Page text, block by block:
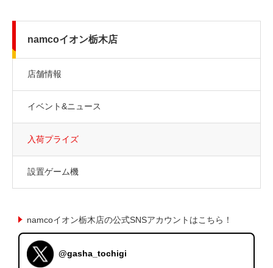
namcoイオン栃木店
店舗情報
イベント&ニュース
入荷プライズ
設置ゲーム機
namcoイオン栃木店の公式SNSアカウントはこちら！
@gasha_tochigi